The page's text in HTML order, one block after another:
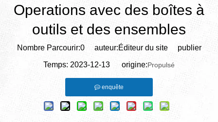
Operations avec des boîtes à
outils et des ensembles
Nombre Parcourir:0auteur:Éditeur du site publier
Temps: 2023-12-13 origine:Propulsé
enquête